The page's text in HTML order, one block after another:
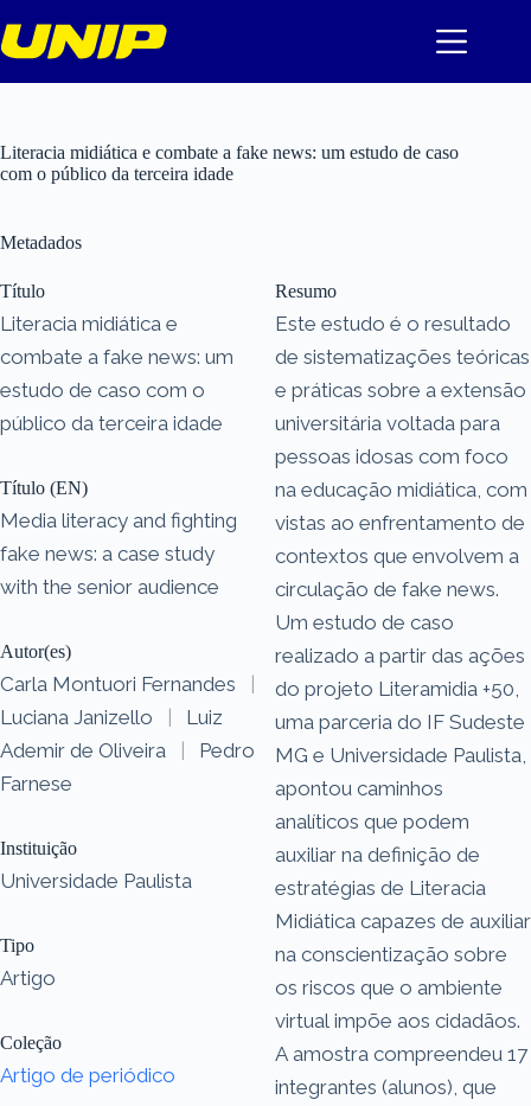
para
o
Literacia midiática e combate a fake news: um estudo de caso
com o público da terceira idade
Metadados
Título
Literacia midiática e
combate a fake news: um
estudo de caso com o
público da terceira idade
Título (EN)
Media literacy and fighting
fake news: a case study
with the senior audience
Autor(es)
Carla Montuori Fernandes
|
Luciana Janizello
|
Luiz
Ademir de Oliveira
|
Pedro
Farnese
Instituição
Universidade Paulista
Tipo
Artigo
Coleção
Artigo de periódico
Resumo
Este estudo é o resultado
de sistematizações teóricas
e práticas sobre a extensão
universitária voltada para
pessoas idosas com foco
na educação midiática, com
vistas ao enfrentamento de
contextos que envolvem a
circulação de fake news.
Um estudo de caso
realizado a partir das ações
do projeto Literamidia +50,
uma parceria do IF Sudeste
MG e Universidade Paulista,
apontou caminhos
analíticos que podem
auxiliar na definição de
estratégias de Literacia
Midiática capazes de auxiliar
na conscientização sobre
os riscos que o ambiente
virtual impõe aos cidadãos.
A amostra compreendeu 17
integrantes (alunos), que